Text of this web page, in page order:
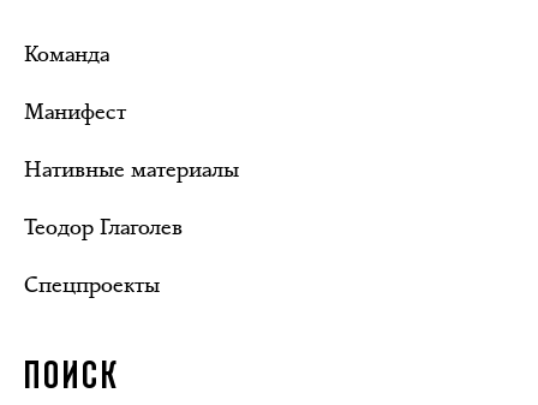
Команда
Манифест
Нативные материалы
Теодор Глаголев
Спецпроекты
ПОИСК